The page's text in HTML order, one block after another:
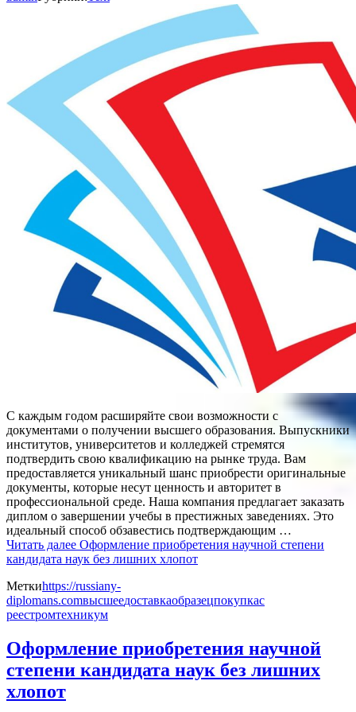
С каждым годом расширяйте свои возможности с
документами о получении высшего образования. Выпускники
институтов, университетов и колледжей стремятся
подтвердить свою квалификацию на рынке труда. Вам
предоставляется уникальный шанс приобрести оригинальные
документы, которые несут ценность и авторитет в
профессиональной среде. Наша компания предлагает заказать
диплом о завершении учебы в престижных заведениях. Это
идеальный способ обзавестись подтверждающим …
Читать далее Оформление приобретения научной степени
кандидата наук без лишних хлопот
Меткиhttps://russiany-
diplomans.comвысшеедоставкаобразецпокупкас
реестромтехникум
Оформление приобретения научной
степени кандидата наук без лишних
хлопот